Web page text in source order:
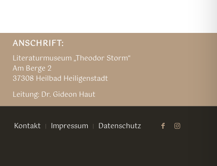
ANSCHRIFT:
Literaturmuseum „Theodor Storm“
Am Berge 2
37308 Heilbad Heiligenstadt
Leitung: Dr. Gideon Haut
Kontakt Impressum Datenschutz